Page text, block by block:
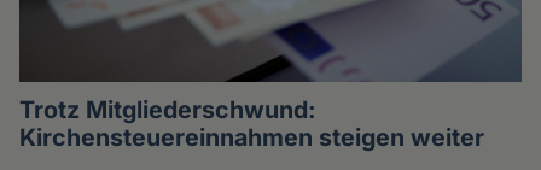
Trotz Mitgliederschwund:
Kirchensteuereinnahmen steigen weiter